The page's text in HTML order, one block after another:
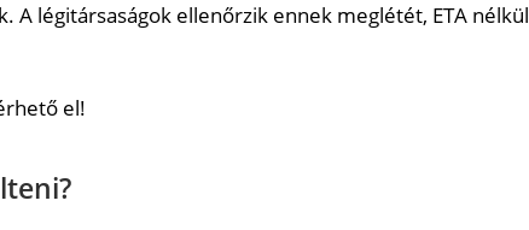
A légitársaságok ellenőrzik ennek meglétét, ETA nélkül
el!